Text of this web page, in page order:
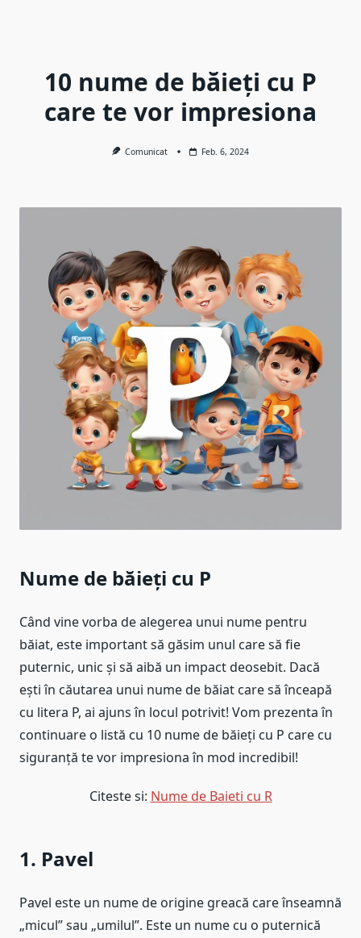
10 nume de băieți cu P
care te vor impresiona
Comunicat Feb. 6, 2024
Nume de băieți cu P
Când vine vorba de alegerea unui nume pentru
băiat, este important să găsim unul care să fie
puternic, unic și să aibă un impact deosebit. Dacă
ești în căutarea unui nume de băiat care să înceapă
cu litera P, ai ajuns în locul potrivit! Vom prezenta în
continuare o listă cu 10 nume de băieți cu P care cu
siguranță te vor impresiona în mod incredibil!
Citeste si: Nume de Baieti cu R
1. Pavel
Pavel este un nume de origine greacă care înseamnă
„micul” sau „umilul”. Este un nume cu o puternică